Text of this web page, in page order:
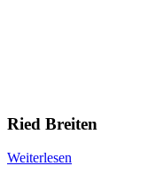
Ried Breiten
Weiterlesen